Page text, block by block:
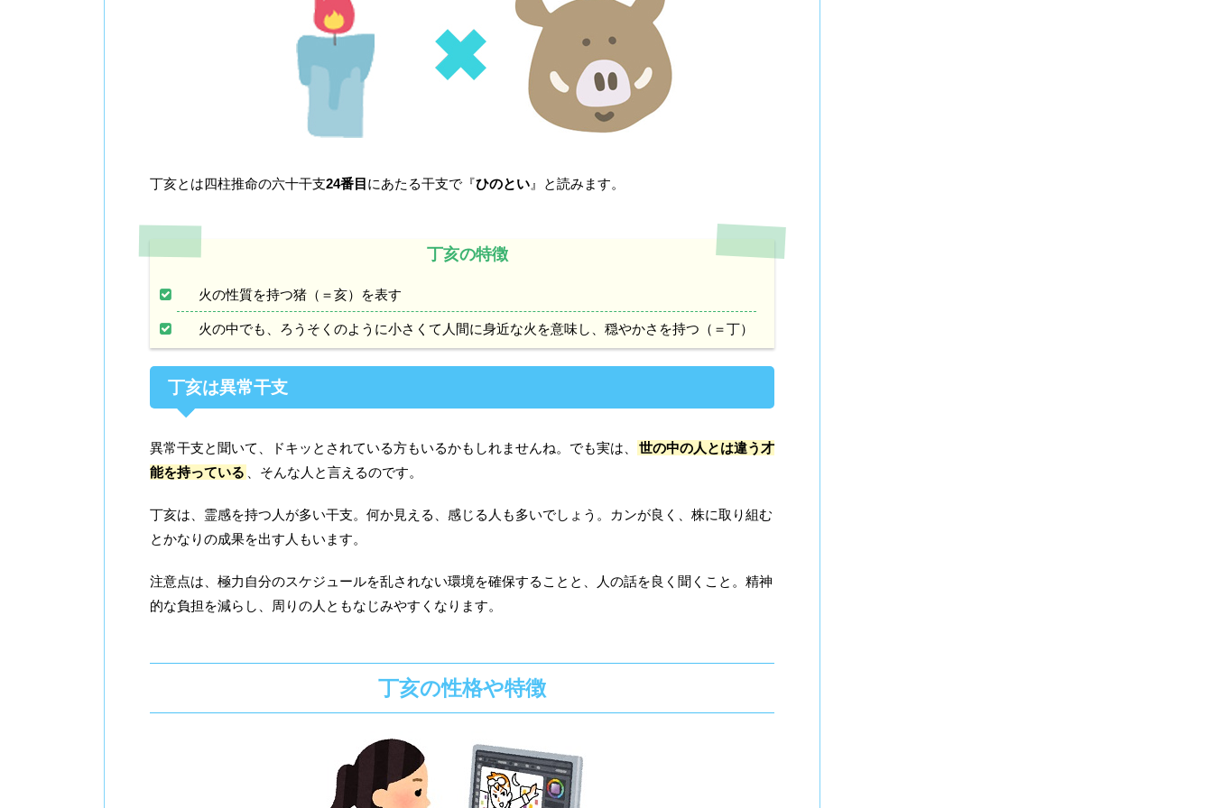
丁亥とは四柱推命の六十干支24番目 にあたる干支で『ひのとい 』と読みます。
丁亥の特徴
火の性質を持つ猪（＝亥）を表す
火の中でも、ろうそくのように小さくて人間に身近な火を意味し、穏やかさを持つ（＝丁）
丁亥は異常干支
異常干支と聞いて、ドキッとされている方もいるかもしれませんね。でも実は、
世の中の人とは違う才
能を持っている
、そんな人と言えるのです。
丁亥は、霊感を持つ人が多い干支。何か見える、感じる人も多いでしょう。カンが良く、株に取り組む
とかなりの成果を出す人もいます。
注意点は、極力自分のスケジュールを乱されない環境を確保することと、人の話を良く聞くこと。精神
的な負担を減らし、周りの人ともなじみやすくなります。
丁亥の性格や特徴